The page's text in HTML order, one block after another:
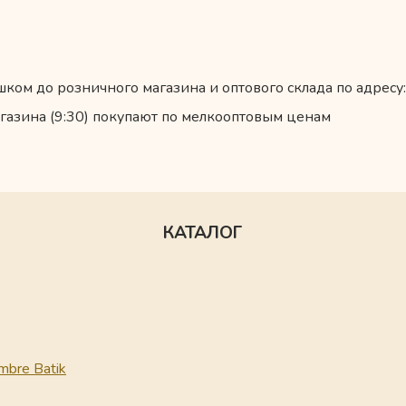
до розничного магазина и оптового склада по
(9:30) покупают по мелкооптовым ценам
КАТАЛОГ
Batik